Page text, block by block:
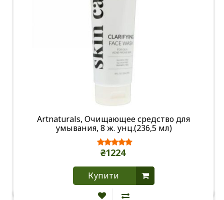
Artnaturals, Очищающее средство для
умывания, 8 ж. унц.(236,5 мл)
₴1224
Купити